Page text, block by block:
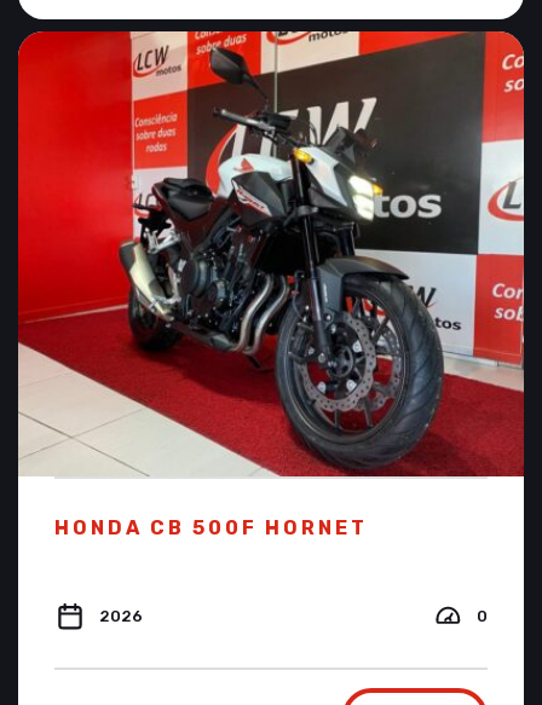
HONDA CB 500F HORNET
2026 0